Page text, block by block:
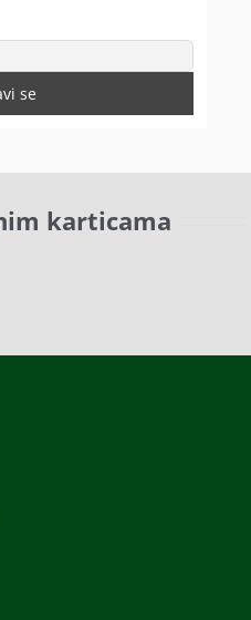
karticama